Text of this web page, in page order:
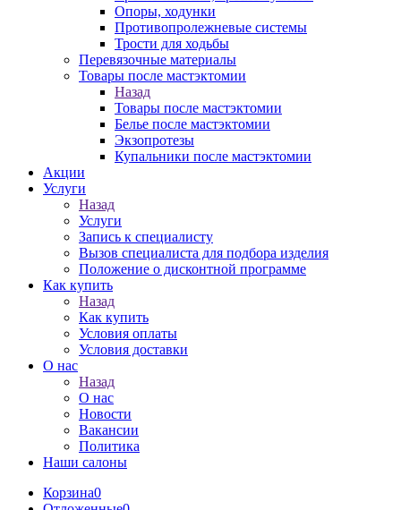
Опоры, ходунки
Противопролежневые системы
Трости для ходьбы
Перевязочные материалы
Товары после мастэктомии
Назад
Товары после мастэктомии
Белье после мастэктомии
Экзопротезы
Купальники после мастэктомии
Акции
Услуги
Назад
Услуги
Запись к специалисту
Вызов специалиста для подбора изделия
Положение о дисконтной программе
Как купить
Назад
Как купить
Условия оплаты
Условия доставки
О нас
Назад
О нас
Новости
Вакансии
Политика
Наши салоны
Корзина0